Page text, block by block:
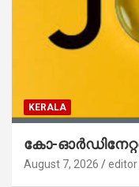
KERALA
കോ-
August 7, 2026 editor